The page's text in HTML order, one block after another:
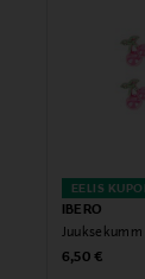
EELIS
IBERO
Juuksekumm
Original Price
6,50 €